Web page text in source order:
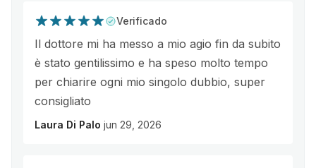
Verificado
Il dottore mi ha messo a mio agio fin da subito
è stato gentilissimo e ha speso molto tempo
per chiarire ogni mio singolo dubbio, super
consigliato
Laura Di Palo jun 29, 2026